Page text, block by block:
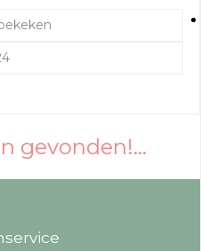
gevonden!...